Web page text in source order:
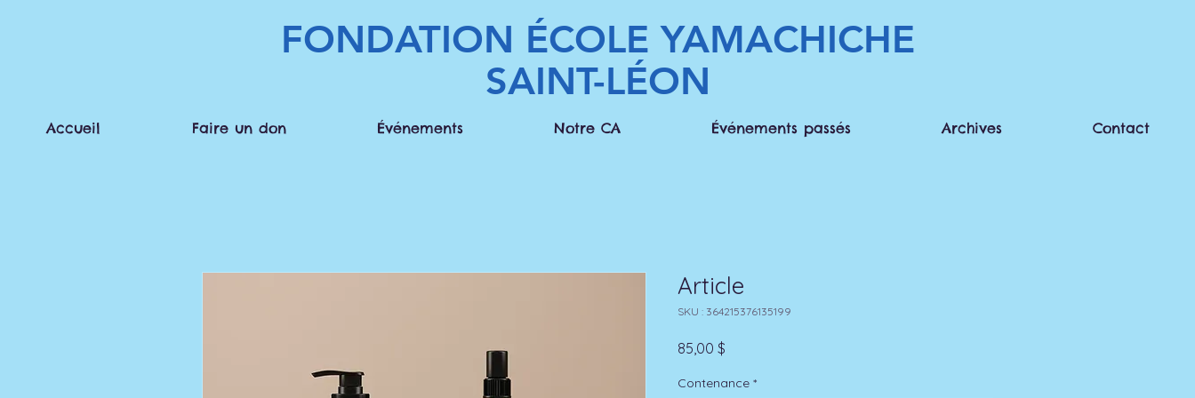
FONDATION ÉCOLE YAMACHICHE
SAINT-LÉON
Accueil Faire un don Événements Notre CA Événements passés Archives Contact
Article
SKU : 364215376135199
85,00 $
Contenance *